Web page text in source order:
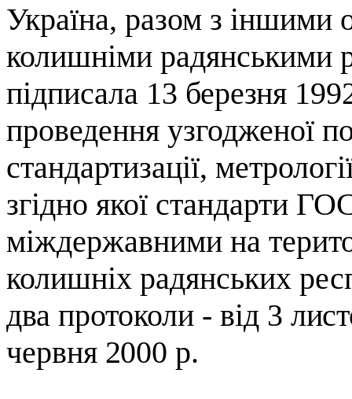
Україна, разом з іншими
колишніми радянськими
підписала 13 березня
проведення узгодженої
стандартизації,
згідно якої стандарти
міждержавними на
колишніх радянських
два протоколи - від 3
червня2000 р.